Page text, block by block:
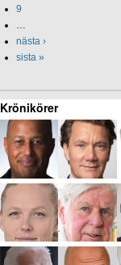
9
…
nästa ›
sista »
Krönikörer